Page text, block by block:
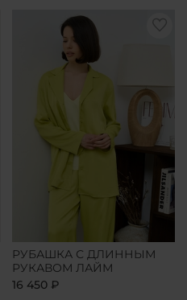
РУБАШКА С ДЛИННЫМ
РУКАВОМ ЛАЙМ
16 450 ₽